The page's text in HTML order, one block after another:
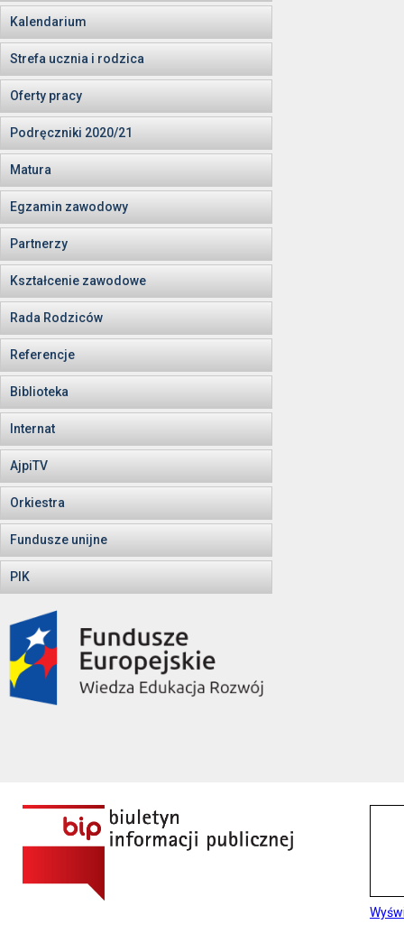
Kalendarium
Strefa ucznia i rodzica
Oferty pracy
Podręczniki 2020/21
Matura
Egzamin zawodowy
Partnerzy
Kształcenie zawodowe
Rada Rodziców
Referencje
Biblioteka
Internat
AjpiTV
Orkiestra
Fundusze unijne
PIK